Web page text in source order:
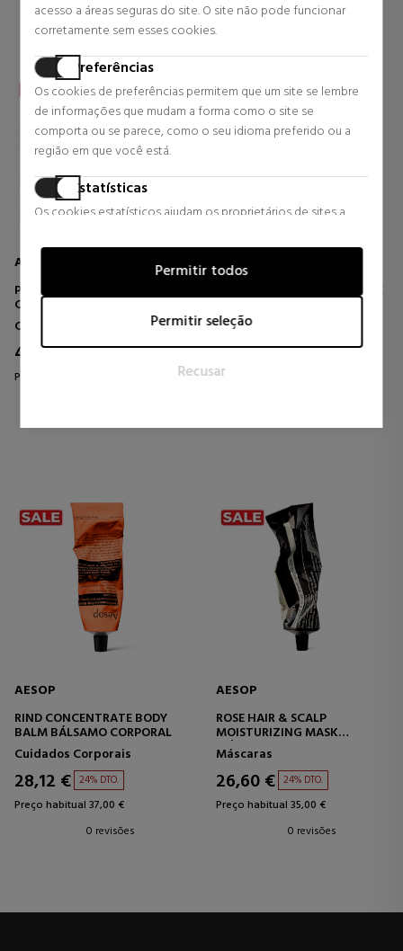
acesso a áreas seguras do site. O site não pode funcionar
corretamente sem esses cookies.
Preferências
Os cookies de preferências permitem que um site se lembre
de informações que mudam a forma como o site se
comporta ou se parece, como o seu idioma preferido ou a
região em que você está.
Estatísticas
Os cookies estatísticos ajudam os proprietários de sites a
coletando e fornecendo informações de forma anônima.
Os cookies de marketing são usados para rastrear visitantes
em sites. A intenção é exibir anúncios que sejam relevantes e
atraentes para o usuário individual e, portanto, mais valiosos
para editores e anunciantes terceirizados.
Permitir todos
Permitir seleção
Recusar
AESOP
PARSLEY SEED FACIAL
CLEANSING OIL ÓLEO FACIAL
REMOVEDOR DE MAQUIAGEM
Cosméticos Faciais
41,80 € 24% DTO.
Preço habitual 55,00 €
AESOP
RESURRECTION AROMATIQUE
HAND BALM BÁLSAMO PARA
AS MÃOS
Cuidados com a mão
26,60 € 24% DTO.
Preço habitual 35,00 €
AESOP
RIND CONCENTRATE BODY
BALM BÁLSAMO CORPORAL
Cuidados Corporais
28,12 € 24% DTO.
Preço habitual 37,00 €
0 revisões
AESOP
ROSE HAIR & SCALP
MOISTURIZING MASK
MÁSCARA CAPILAR
HIDRATANTE
Máscaras
26,60 € 24% DTO.
Preço habitual 35,00 €
0 revisões